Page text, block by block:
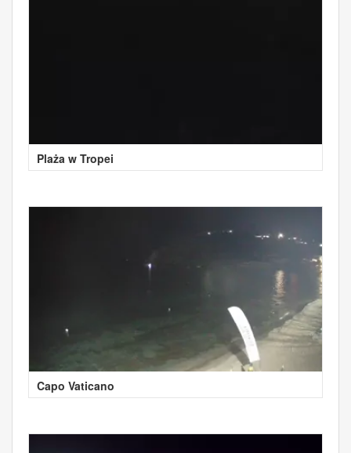
Plaża w Tropei
Capo Vaticano